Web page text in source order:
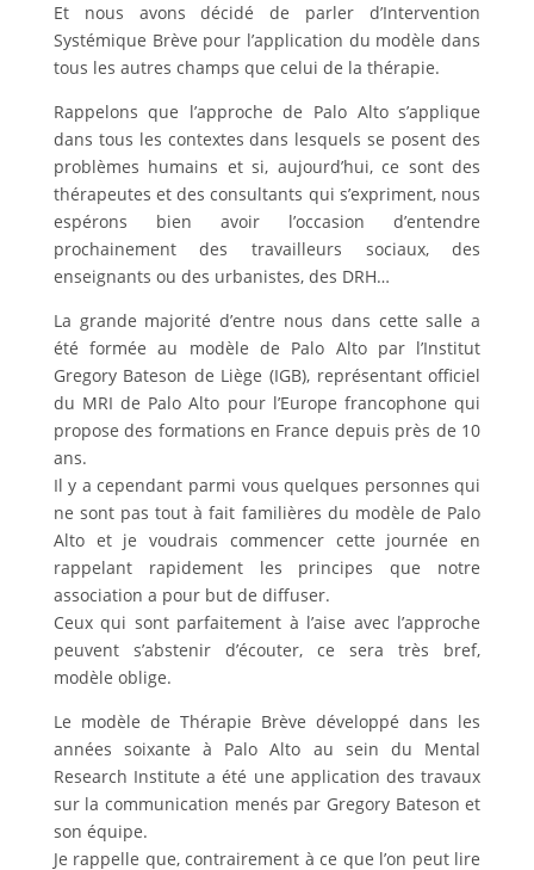
Et nous avons décidé de parler d’Intervention
Systémique Brève pour l’application du modèle dans
tous les autres champs que celui de la thérapie.
Rappelons que l’approche de Palo Alto s’applique
dans tous les contextes dans lesquels se posent des
problèmes humains et si, aujourd’hui, ce sont des
thérapeutes et des consultants qui s’expriment, nous
espérons bien avoir l’occasion d’entendre
prochainement des travailleurs sociaux, des
enseignants ou des urbanistes, des DRH…
La grande majorité d’entre nous dans cette salle a
été formée au modèle de Palo Alto par l’Institut
Gregory Bateson de Liège (IGB), représentant officiel
du MRI de Palo Alto pour l’Europe francophone qui
propose des formations en France depuis près de 10
ans.
Il y a cependant parmi vous quelques personnes qui
ne sont pas tout à fait familières du modèle de Palo
Alto et je voudrais commencer cette journée en
rappelant rapidement les principes que notre
association a pour but de diffuser.
Ceux qui sont parfaitement à l’aise avec l’approche
peuvent s’abstenir d’écouter, ce sera très bref,
modèle oblige.
Le modèle de Thérapie Brève développé dans les
années soixante à Palo Alto au sein du Mental
Research Institute a été une application des travaux
sur la communication menés par Gregory Bateson et
son équipe.
Je rappelle que, contrairement à ce que l’on peut lire